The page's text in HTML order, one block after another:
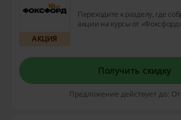
АКЦИЯ
Переходите к разделу, где
акции на курсы от
Получить скидку
Предложение действует до: